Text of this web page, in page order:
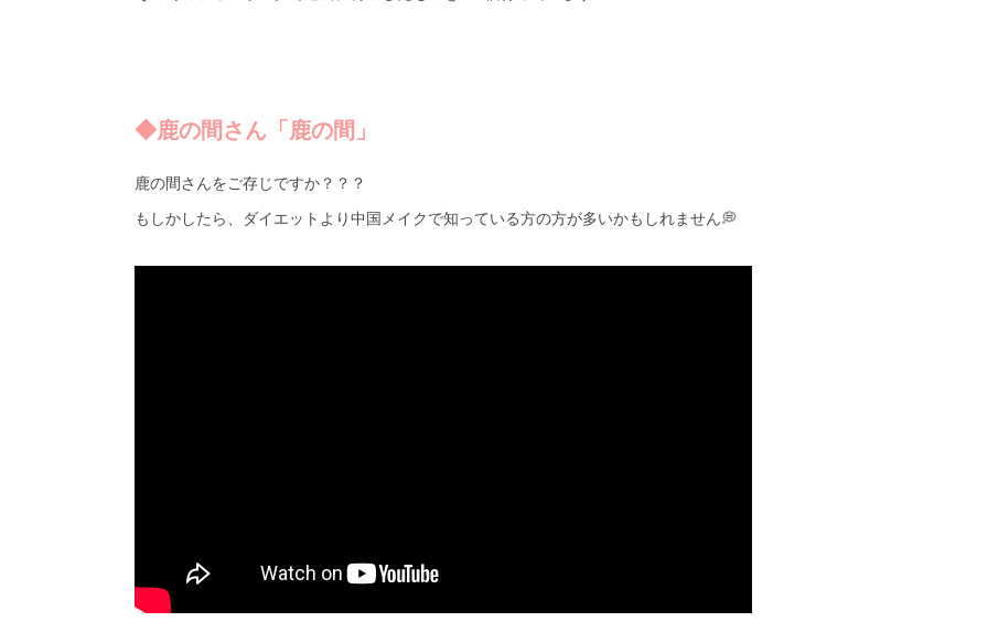
◆鹿の間さん「鹿の間」
鹿の間さんをご存じですか？？？
もしかしたら、ダイエットより中国メイクで知っている方の方が多いかもしれません💭